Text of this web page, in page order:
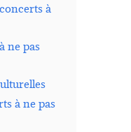
à
ne pas
à ne pas